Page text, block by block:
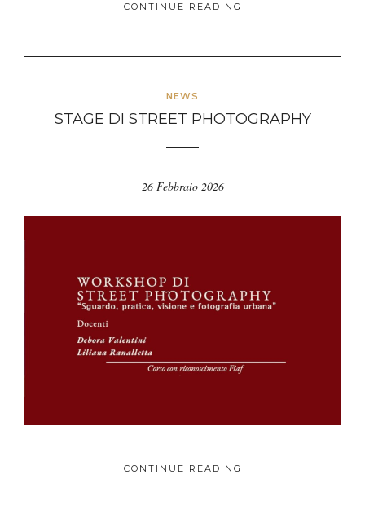
CONTINUE READING
NEWS
STAGE DI STREET PHOTOGRAPHY
26 Febbraio 2026
CONTINUE READING